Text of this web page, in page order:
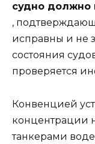
судно должно
,
исправны и не
состояния
проверяется
Конвенцией
концентрации
танкерами